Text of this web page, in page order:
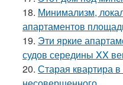
18. Минимализм,
апартаментов
19. Эти яркие
судов середины XX
20. Старая квартира